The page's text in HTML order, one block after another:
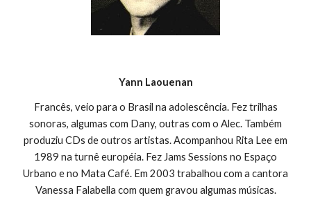
Yann Laouenan
Francês, veio para o Brasil na adolescência. Fez trilhas
sonoras, algumas com Dany, outras com o Alec. Também
produziu CDs de outros artistas. Acompanhou Rita Lee em
1989 na turnê européia. Fez Jams Sessions no Espaço
Urbano e no Mata Café. Em 2003 trabalhou com a cantora
Vanessa Falabella com quem gravou algumas músicas.